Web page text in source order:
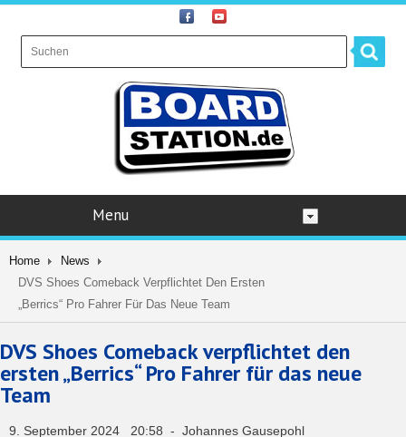
Menu
Home
News
DVS Shoes Comeback Verpflichtet Den Ersten
„Berrics“ Pro Fahrer Für Das Neue Team
DVS Shoes Comeback verpflichtet den
ersten „Berrics“ Pro Fahrer für das neue
Team
9. September 2024 20:58 - Johannes Gausepohl